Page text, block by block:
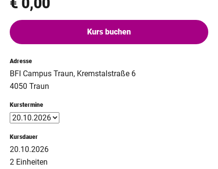
Adresse
BFI Campus Traun, Kremstalstraße 6
4050 Traun
Kurstermine
Kursdauer
20.10.2026
2 Einheiten
Kurs buchen